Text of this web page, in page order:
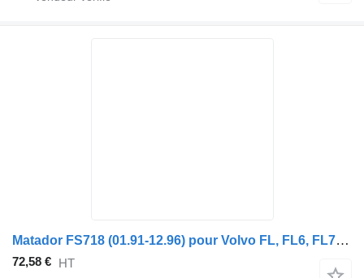
Matador FS718 (01.91-12.96) pour Volvo FL, FL6, FL7, FL10, FL12, FS718 (1985-2005)
72,58 € HT